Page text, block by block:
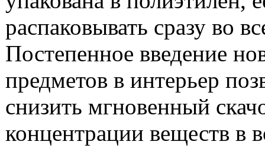
распаковывать сразу во
Постепенное введение
предметов в интерьер
снизить мгновенный
концентрации веществ в